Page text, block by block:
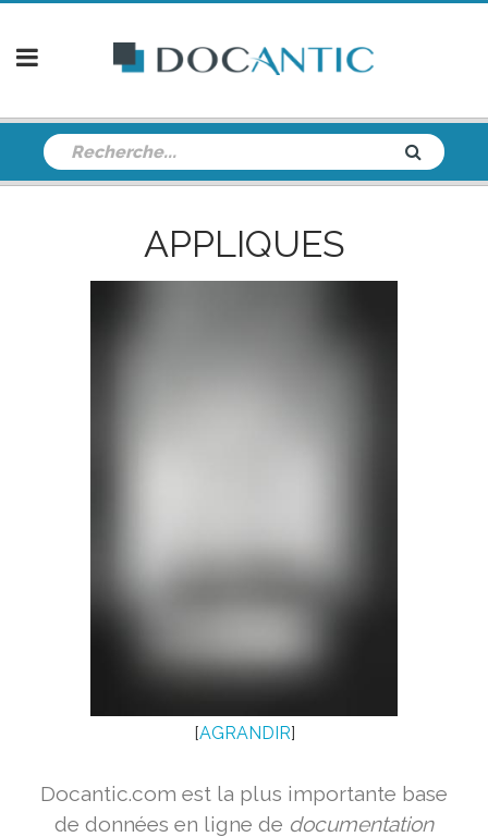
APPLIQUES
[AGRANDIR]
Docantic.com est la plus importante base
de données en ligne de documentation